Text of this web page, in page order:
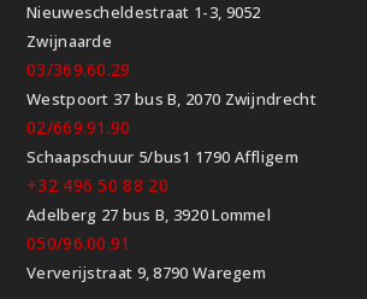
Nieuwescheldestraat 1-3, 9052
Zwijnaarde
03/369.60.29
Westpoort 37 bus B, 2070 Zwijndrecht
02/669.91.90
Schaapschuur 5/bus1 1790 Affligem
+32 496 50 88 20
Adelberg 27 bus B, 3920 Lommel
050/96.00.91
Ververijstraat 9, 8790 Waregem